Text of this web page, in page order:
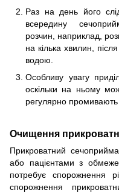
Раз на день його
всередину
розчин, наприклад,
на кілька хвилин,
водою.
Особливу увагу
оскільки на ньому
регулярно промивають
Очищення
Прикроватний
або пацієнтами з
потребує спорожнення
спорожнення